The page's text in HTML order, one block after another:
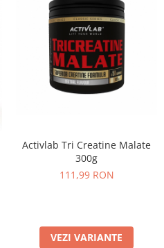
Activlab Tri Creatine Malate
300g
111,99 RON
VEZI VARIANTE